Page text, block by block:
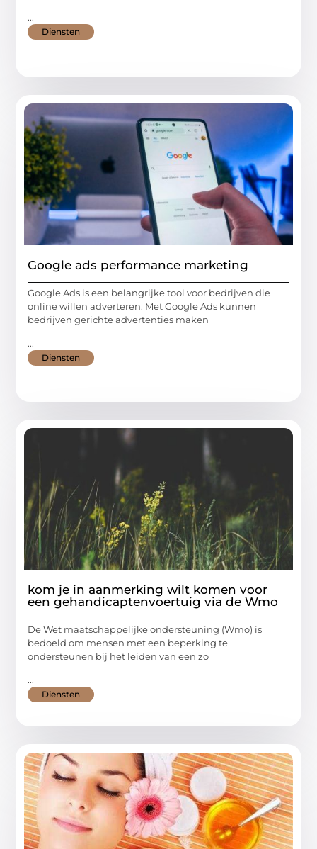
...
Diensten
Google ads performance marketing
Google Ads is een belangrijke tool voor bedrijven die
online willen adverteren. Met Google Ads kunnen
bedrijven gerichte advertenties maken
...
Diensten
kom je in aanmerking wilt komen voor
een gehandicaptenvoertuig via de Wmo
De Wet maatschappelijke ondersteuning (Wmo) is
bedoeld om mensen met een beperking te
ondersteunen bij het leiden van een zo
...
Diensten